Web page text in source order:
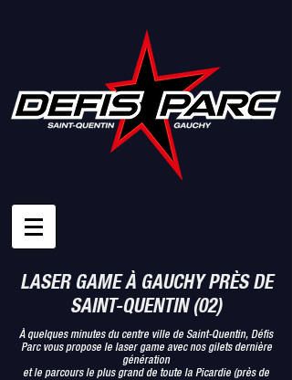
LASER GAME À GAUCHY PRÈS DE
SAINT-QUENTIN (02)
À quelques minutes du centre ville de Saint-Quentin, Défis
Parc vous propose le laser game avec nos gilets dernière
génération
et le parcours le plus grand de toute la Picardie (près de